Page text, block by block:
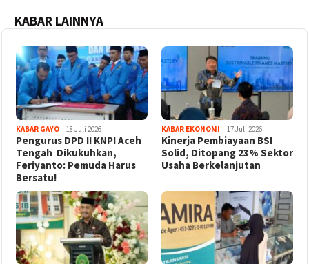
KABAR LAINNYA
KABAR GAYO 18 Juli 2026
‎Pengurus DPD II KNPI Aceh
Tengah Dikukuhkan,
Feriyanto: Pemuda Harus
Bersatu!
KABAR EKONOMI 17 Juli 2026
Kinerja Pembiayaan BSI
Solid, Ditopang 23% Sektor
Usaha Berkelanjutan